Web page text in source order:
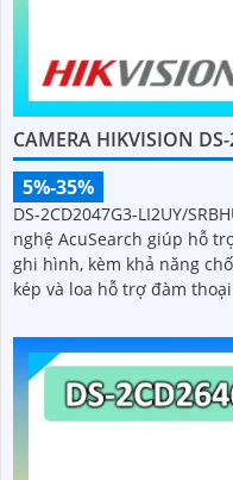
CAMERA HIKVISION
5%-35%
DS-2CD2047G3-LI2UY/
nghệ AcuSearch giúp hỗ
ghi hình, kèm khả năng
kép và loa hỗ trợ đàm